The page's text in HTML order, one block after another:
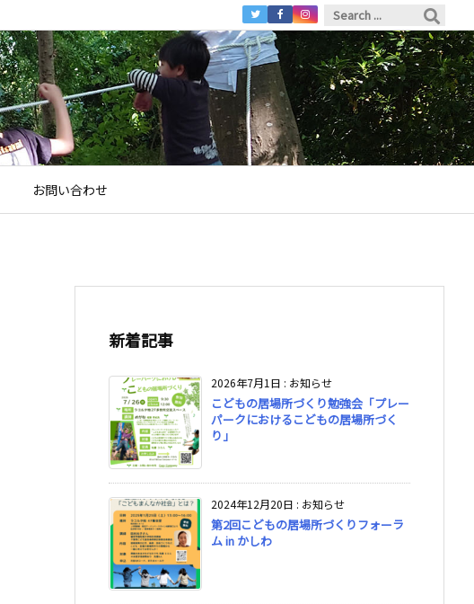
お問い合わせ
新着記事
2026年7月1日 : お知らせ
こどもの居場所づくり勉強会「プレー
パークにおけるこどもの居場所づく
り」
2024年12月20日 : お知らせ
第2回こどもの居場所づくりフォーラ
ム in かしわ